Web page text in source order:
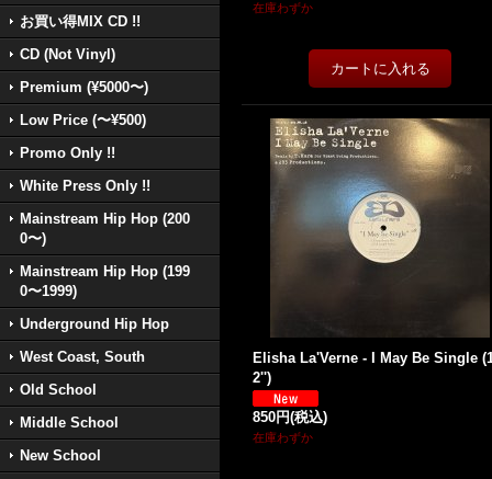
お買い得MIX CD !!
CD (Not Vinyl)
Premium (¥5000〜)
Low Price (〜¥500)
Promo Only !!
White Press Only !!
Mainstream Hip Hop (200
0〜)
Mainstream Hip Hop (199
0〜1999)
Underground Hip Hop
West Coast, South
Old School
Middle School
New School
在庫わずか
Elisha La'Verne - I May Be Single
2'')
850円(税込)
在庫わずか